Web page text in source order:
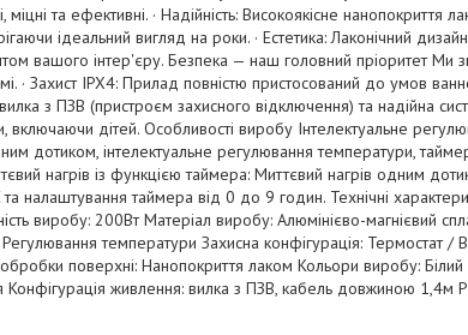
та ефективні. · Надійність: Високоякісне нанопокриття
ідеальний вигляд на роки. · Естетика: Лаконічний
вашого інтер'єру. Безпека — наш головний пріоритет Ми
· Захист IPX4: Прилад повністю пристосований до умов
з ПЗВ (пристроєм захисного відключення) та надійна
включаючи дітей. Особливості виробу Інтелектуальне
дотиком, інтелектуальне регулювання температури,
нагрів із функцією таймера: Миттєвий нагрів одним
налаштування таймера від 0 до 9 годин. Технічні
виробу: 200Вт Матеріал виробу: Алюмінієво-магнієвий
температури Захисна конфігурація: Термостат /
поверхні: Нанопокриття лаком Кольори виробу:
живлення: вилка з ПЗВ, кабель довжиною 1,4м